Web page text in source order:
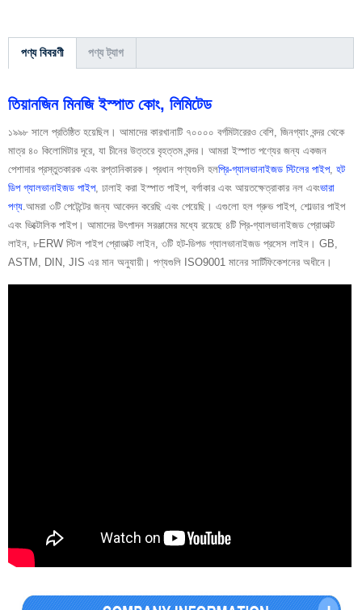
পণ্য বিবরণী পণ্য ট্যাগ
তিয়ানজিন মিনজি ইস্পাত কোং, লিমিটেড
১৯৯৮ সালে প্রতিষ্ঠিত হয়েছিল। আমাদের কারখানাটি ৭০০০০ বর্গমিটারেরও বেশি, জিনগ্যাং বন্দর থেকে
মাত্র ৪০ কিলোমিটার দূরে, যা চীনের উত্তরে বৃহত্তম বন্দর। আমরা ইস্পাত পণ্যের জন্য একজন
পেশাদার প্রস্তুতকারক এবং রপ্তানিকারক। প্রধান পণ্যগুলি হলপ্রি-গ্যালভানাইজড স্টিলের পাইপ, হট
ডিপ গ্যালভানাইজড পাইপ, ঢালাই করা ইস্পাত পাইপ, বর্গাকার এবং আয়তক্ষেত্রাকার নল এবংভারা
পণ্য .আমরা ৩টি পেটেন্টের জন্য আবেদন করেছি এবং পেয়েছি। এগুলো হল গ্রুভ পাইপ, শোল্ডার পাইপ
এবং ভিক্টোলিক পাইপ। আমাদের উৎপাদন সরঞ্জামের মধ্যে রয়েছে ৪টি প্রি-গ্যালভানাইজড প্রোডাক্ট
লাইন, ৮ERW স্টিল পাইপ প্রোডাক্ট লাইন, ৩টি হট-ডিপড গ্যালভানাইজড প্রসেস লাইন। GB,
ASTM, DIN, JIS এর মান অনুযায়ী। পণ্যগুলি ISO9001 মানের সার্টিফিকেশনের অধীনে।